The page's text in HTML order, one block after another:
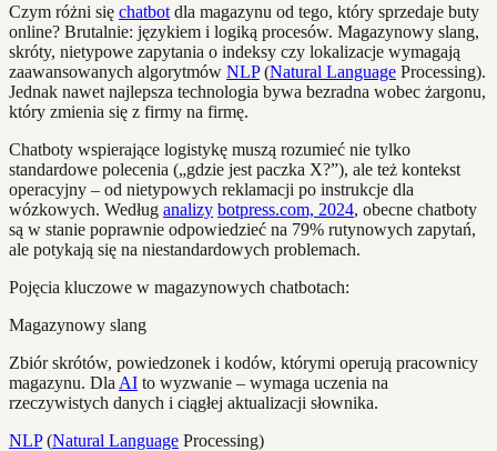
Czym różni się chatbot dla magazynu od tego, który sprzedaje buty
online? Brutalnie: językiem i logiką procesów. Magazynowy slang,
skróty, nietypowe zapytania o indeksy czy lokalizacje wymagają
zaawansowanych algorytmów NLP(Natural Language Processing).
Jednak nawet najlepsza technologia bywa bezradna wobec żargonu,
który zmienia się z firmy na firmę.
Chatboty wspierające logistykę muszą rozumieć nie tylko
standardowe polecenia („gdzie jest paczka X?”), ale też kontekst
operacyjny – od nietypowych reklamacji po instrukcje dla
wózkowych. Według analizy botpress.com, 2024, obecne chatboty
są w stanie poprawnie odpowiedzieć na 79% rutynowych zapytań,
ale potykają się na niestandardowych problemach.
Pojęcia kluczowe w magazynowych chatbotach:
Magazynowy slang
Zbiór skrótów, powiedzonek i kodów, którymi operują pracownicy
magazynu. Dla AI to wyzwanie – wymaga uczenia na
rzeczywistych danych i ciągłej aktualizacji słownika.
NLP(Natural Language Processing)